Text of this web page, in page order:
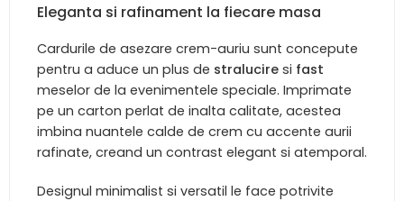
Eleganta si rafinament la fiecare masa
Cardurile de asezare crem-auriu sunt concepute
pentru a aduce un plus de stralucire si fast
meselor de la evenimentele speciale. Imprimate
pe un carton perlat de inalta calitate, acestea
imbina nuantele calde de crem cu accente aurii
rafinate, creand un contrast elegant si atemporal.
Designul minimalist si versatil le face potrivite